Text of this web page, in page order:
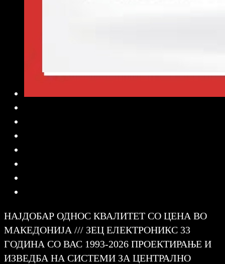
НАЈДОБАР ОДНОС КВАЛИТЕТ СО ЦЕНА ВО
МАКЕДОНИЈА /// ЗЕЦ ЕЛЕКТРОНИКС 33
ГОДИНА СО ВАС 1993-2026 ПРОЕКТИРАЊЕ И
ИЗВЕДБА НА СИСТЕМИ ЗА ЦЕНТРАЛНО